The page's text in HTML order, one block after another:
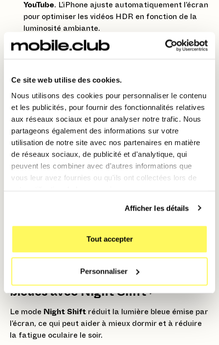
Ce site web utilise des cookies.
Nous utilisons des cookies pour personnaliser le contenu
et les publicités, pour fournir des fonctionnalités relatives
aux réseaux sociaux et pour analyser notre trafic. Nous
partageons également des informations sur votre
utilisation de notre site avec nos partenaires en matière
de réseaux sociaux, de publicité et d'analytique, qui
peuvent les combiner avec d'autres informations que
vous leur avez fournies ou qu'ils ont collectées lors de
Afficher les détails
Tout accepter
Personnaliser
YouTube. L’iPhone ajuste automatiquement l’écran
pour optimiser les vidéos HDR en fonction de la
luminosité ambiante.
💡Astuce: Pour une expérience immersive, visionnez
dynamique pour plus de
personnalisation 👩🏻‍🎨
Les fonds d’écran dynamiques apportent une touche
interactive à votre écran d’accueil et à votre écran
verrouillé. Sur l’iPhone 12 Pro, ces fonds tirent
pleinement parti de la qualité de l’écran Super Retina
: Allez dans Réglages
et sélectionnez une option dynamique ou live.
: Choisissez un fond d’écran sombre pour
optimiser l’autonomie de la batterie en mode sombre.
6. Réduisez l'impact des lumières
bleues avec Night Shift 🔦
Le mode Night Shift réduit la lumière bleue émise par
l’écran, ce qui peut aider à mieux dormir et à réduire
la fatigue oculaire le soir.